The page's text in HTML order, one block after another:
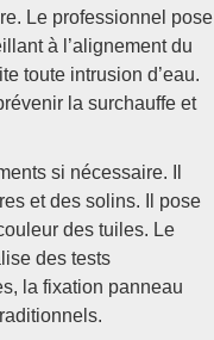
Le professionnel pose
à l’alignement du
toute intrusion d’eau.
la surchauffe et
si nécessaire. Il
et des solins. Il pose
des tuiles. Le
des tests
la fixation panneau